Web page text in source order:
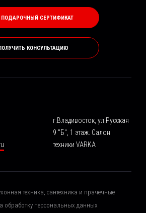
ПОДАРОЧНЫЙ СЕРТИФИКАТ
КОНСУЛЬТАЦИЮ
г.Владивосток, ул.Русская
9 "Б", 1 этаж. Салон
техники VARKA
техника, сантехника и прачечные
обработку персональных данных